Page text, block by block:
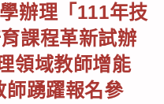
辦理「111年技
課程革新試辦
領域教師增能
師踴躍報名參